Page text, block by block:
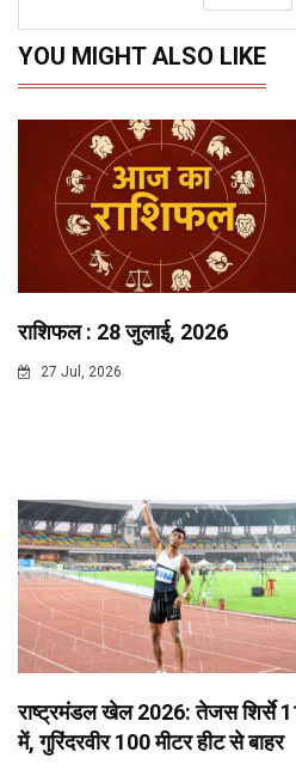
YOU MIGHT ALSO LIKE
राशिफल : 28 जुलाई, 2026
27 Jul, 2026
राष्ट्रमंडल खेल 2026: तेजस शिर्से
में, गुरिंदरवीर 100 मीटर हीट से बाहर